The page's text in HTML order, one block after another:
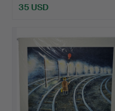
35 USD